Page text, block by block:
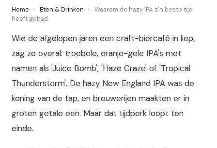
Home › Eten & Drinken › Waarom de hazy IPA z'n beste tijd
heeft gehad
Wie de afgelopen jaren een craft-biercafé in liep,
zag ze overal: troebele, oranje-gele IPA's met
namen als 'Juice Bomb', 'Haze Craze' of 'Tropical
Thunderstorm'. De hazy New England IPA was de
koning van de tap, en brouwerijen maakten er in
groten getale een. Maar dat tijdperk loopt ten
einde.